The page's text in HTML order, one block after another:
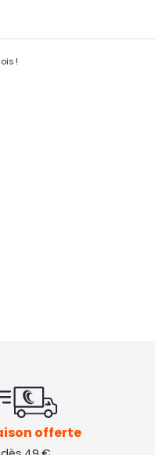
!
offerte